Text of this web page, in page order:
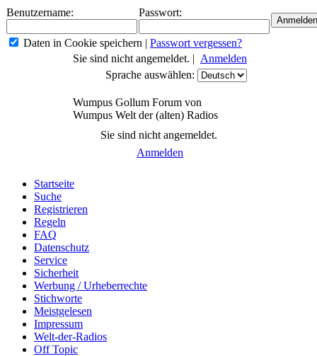
Benutzername: Passwort:
Daten in Cookie speichern | Passwort vergessen?
Sie sind nicht angemeldet. | Anmelden
Sprache auswählen:
Wumpus Gollum Forum von
Wumpus Welt der (alten) Radios
Sie sind nicht angemeldet.
Anmelden
Startseite
Suche
Registrieren
Regeln
FAQ
Datenschutz
Service
Sicherheit
Werbung / Urheberrechte
Stichworte
Meistgelesen
Impressum
Welt-der-Radios
Off Topic